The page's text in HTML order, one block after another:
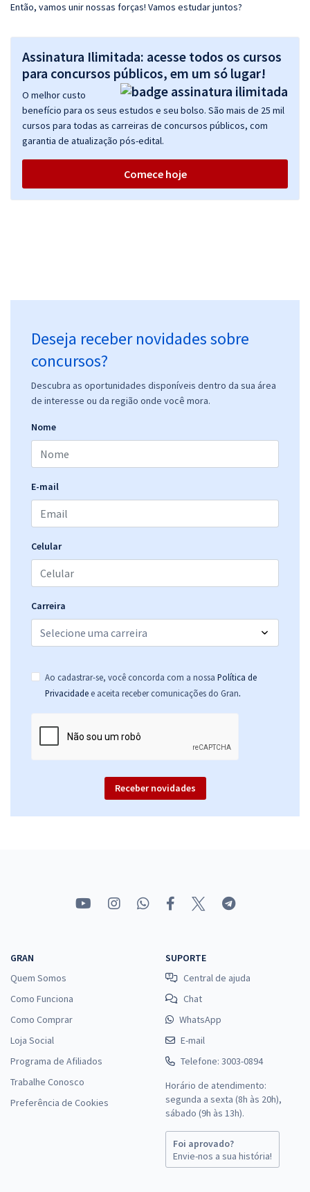
Então, vamos unir nossas forças! Vamos estudar juntos?
Assinatura Ilimitada: acesse todos os cursos
para concursos públicos, em um só lugar!
O melhor custo
benefício para os seus estudos e seu bolso. São mais de 25 mil
cursos para todas as carreiras de concursos públicos, com
garantia de atualização pós-edital.
Comece hoje
Deseja receber novidades sobre
concursos?
Descubra as oportunidades disponíveis dentro da sua área
de interesse ou da região onde você mora.
Nome
E-mail
Celular
Carreira
Ao cadastrar-se, você concorda com a nossa Política de
Privacidade e aceita receber comunicações do Gran.
Receber novidades
GRAN
Quem Somos
Como Funciona
Como Comprar
Loja Social
Programa de Afiliados
Trabalhe Conosco
Preferência de Cookies
SUPORTE
Central de ajuda
Chat
WhatsApp
E-mail
Telefone: 3003-0894
Horário de atendimento:
segunda a sexta (8h às 20h),
sábado (9h às 13h).
Foi aprovado?
Envie-nos a sua história!